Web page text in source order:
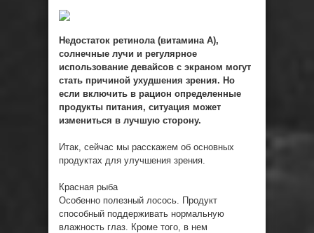
Недостаток ретинола (витамина А),
солнечные лучи и регулярное
использование девайсов с экраном могут
стать причиной ухудшения зрения. Но
если включить в рацион определенные
продукты питания, ситуация может
измениться в лучшую сторону.
Итак, сейчас мы расскажем об основных
продуктах для улучшения зрения.
Красная рыба
Особенно полезный лосось. Продукт
способный поддерживать нормальную
влажность глаз. Кроме того, в нем